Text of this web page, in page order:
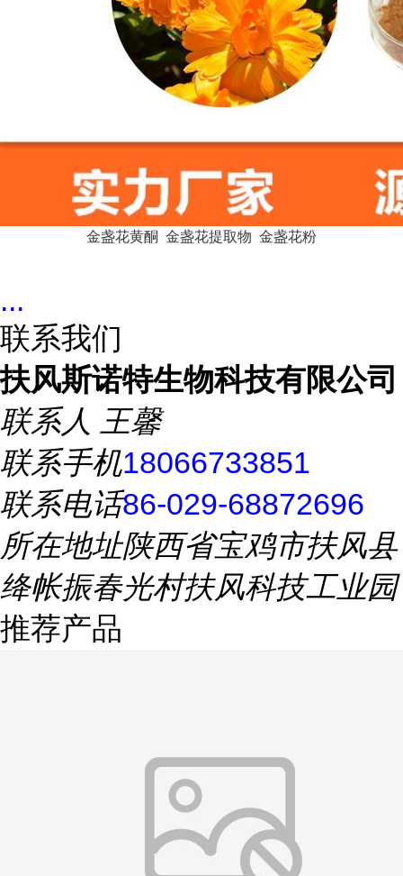
金盏花黄酮 金盏花提取物 金盏花粉
...
联系我们
扶风斯诺特生物科技有限公司
联系人 王馨
联系手机18066733851
联系电话86-029-68872696
所在地址陕西省宝鸡市扶风县
绛帐振春光村扶风科技工业园
推荐产品